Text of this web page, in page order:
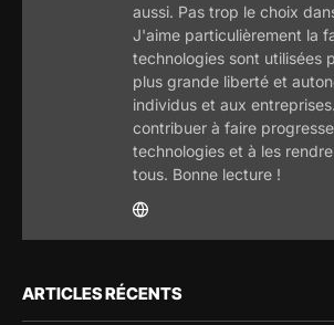
aussi. Pas trop le choix
J'aime particulièrement la
technologies sont utilisées
plus grande liberté et
individus et aux
contribuer à faire
technologies et à les
tous. Bonne lecture !
ARTICLES RÉCENTS